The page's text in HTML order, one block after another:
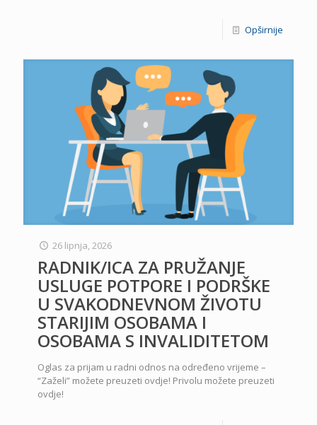
Opširnije
26 lipnja, 2026
RADNIK/ICA ZA PRUŽANJE
USLUGE POTPORE I PODRŠKE
U SVAKODNEVNOM ŽIVOTU
STARIJIM OSOBAMA I
OSOBAMA S INVALIDITETOM
Oglas za prijam u radni odnos na određeno vrijeme –
“Zaželi” možete preuzeti ovdje! Privolu možete preuzeti
ovdje!